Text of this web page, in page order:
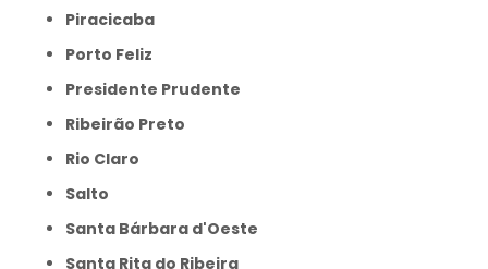
Piracicaba
Porto Feliz
Presidente Prudente
Ribeirão Preto
Rio Claro
Salto
Santa Bárbara d'Oeste
Santa Rita do Ribeira